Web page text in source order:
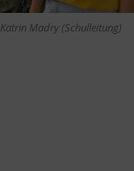
Katrin Madry (Schulleitung)